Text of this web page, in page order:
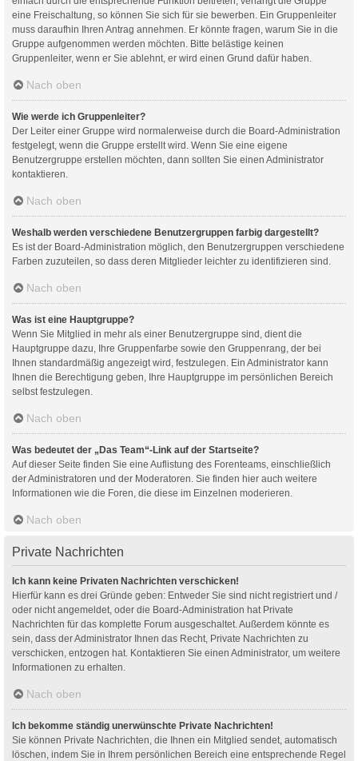
eine Freischaltung, so können Sie sich für sie bewerben. Ein Gruppenleiter
muss daraufhin Ihren Antrag annehmen. Er könnte fragen, warum Sie in die
Gruppe aufgenommen werden möchten. Bitte belästige keinen
Gruppenleiter, wenn er Sie ablehnt, er wird einen Grund dafür haben.
Nach oben
Wie werde ich Gruppenleiter?
Der Leiter einer Gruppe wird normalerweise durch die Board-Administration
festgelegt, wenn die Gruppe erstellt wird. Wenn Sie eine eigene
Benutzergruppe erstellen möchten, dann sollten Sie einen Administrator
kontaktieren.
Nach oben
Weshalb werden verschiedene Benutzergruppen farbig dargestellt?
Es ist der Board-Administration möglich, den Benutzergruppen verschiedene
Farben zuzuteilen, so dass deren Mitglieder leichter zu identifizieren sind.
Nach oben
Was ist eine Hauptgruppe?
Wenn Sie Mitglied in mehr als einer Benutzergruppe sind, dient die
Hauptgruppe dazu, Ihre Gruppenfarbe sowie den Gruppenrang, der bei
Ihnen standardmäßig angezeigt wird, festzulegen. Ein Administrator kann
Ihnen die Berechtigung geben, Ihre Hauptgruppe im persönlichen Bereich
selbst festzulegen.
Nach oben
Was bedeutet der „Das Team“-Link auf der Startseite?
Auf dieser Seite finden Sie eine Auflistung des Forenteams, einschließlich
der Administratoren und der Moderatoren. Sie finden hier auch weitere
Informationen wie die Foren, die diese im Einzelnen moderieren.
Nach oben
Private Nachrichten
Ich kann keine Privaten Nachrichten verschicken!
Hierfür kann es drei Gründe geben: Entweder Sie sind nicht registriert und /
oder nicht angemeldet, oder die Board-Administration hat Private
Nachrichten für das komplette Forum ausgeschaltet. Außerdem könnte es
sein, dass der Administrator Ihnen das Recht, Private Nachrichten zu
verschicken, entzogen hat. Kontaktieren Sie einen Administrator, um weitere
Informationen zu erhalten.
Nach oben
Ich bekomme ständig unerwünschte Private Nachrichten!
Sie können Private Nachrichten, die Ihnen ein Mitglied sendet, automatisch
löschen, indem Sie in Ihrem persönlichen Bereich eine entsprechende Regel